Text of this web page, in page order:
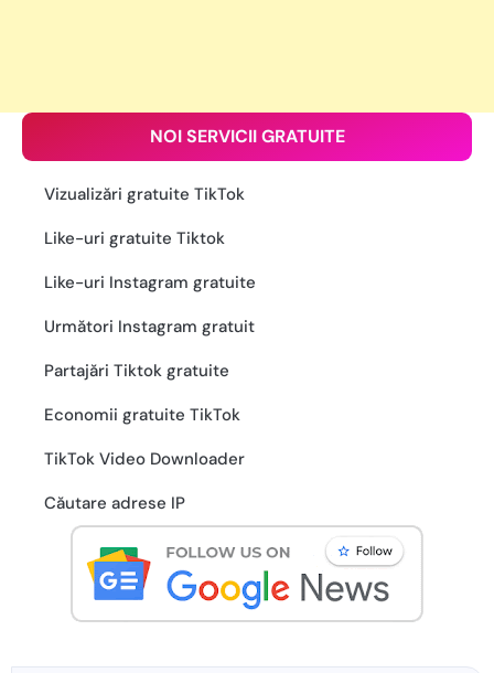
NOI SERVICII GRATUITE
Vizualizări gratuite TikTok
Like-uri gratuite Tiktok
Like-uri Instagram gratuite
Următori Instagram gratuit
Partajări Tiktok gratuite
Economii gratuite TikTok
TikTok Video Downloader
Căutare adrese IP